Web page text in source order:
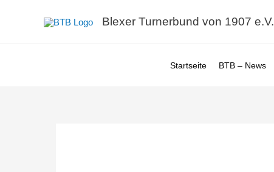
Blexer Turnerbund von 1907 e.V.
Startseite BTB – News